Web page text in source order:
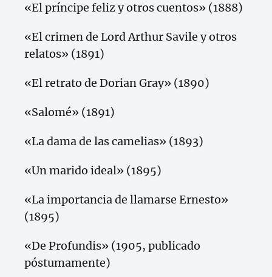
«El príncipe feliz y otros cuentos» (1888)
«El crimen de Lord Arthur Savile y otros
relatos» (1891)
«El retrato de Dorian Gray» (1890)
«Salomé» (1891)
«La dama de las camelias» (1893)
«Un marido ideal» (1895)
«La importancia de llamarse Ernesto»
(1895)
«De Profundis» (1905, publicado
póstumamente)